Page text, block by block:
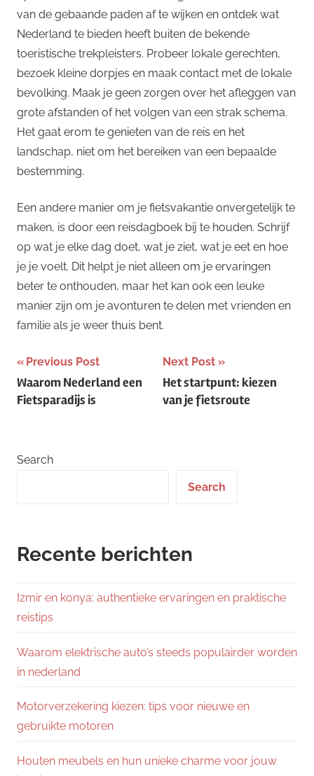
van de gebaande paden af te wijken en ontdek wat
Nederland te bieden heeft buiten de bekende
toeristische trekpleisters. Probeer lokale gerechten,
bezoek kleine dorpjes en maak contact met de lokale
bevolking. Maak je geen zorgen over het afleggen van
grote afstanden of het volgen van een strak schema.
Het gaat erom te genieten van de reis en het
landschap, niet om het bereiken van een bepaalde
bestemming.
Een andere manier om je fietsvakantie onvergetelijk te
maken, is door een reisdagboek bij te houden. Schrijf
op wat je elke dag doet, wat je ziet, wat je eet en hoe
je je voelt. Dit helpt je niet alleen om je ervaringen
beter te onthouden, maar het kan ook een leuke
manier zijn om je avonturen te delen met vrienden en
familie als je weer thuis bent.
Post
navigation
Previous Post
Waarom Nederland een
Fietsparadijs is
Next Post
Het startpunt: kiezen
van je fietsroute
Search
Search
Recente berichten
Izmir en konya: authentieke ervaringen en praktische
reistips
Waarom elektrische auto’s steeds populairder worden
in nederland
Motorverzekering kiezen: tips voor nieuwe en
gebruikte motoren
Houten meubels en hun unieke charme voor jouw